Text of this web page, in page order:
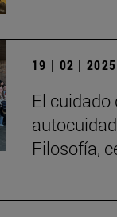
19 | 02 | 2025
El cuidado
Filosofía,